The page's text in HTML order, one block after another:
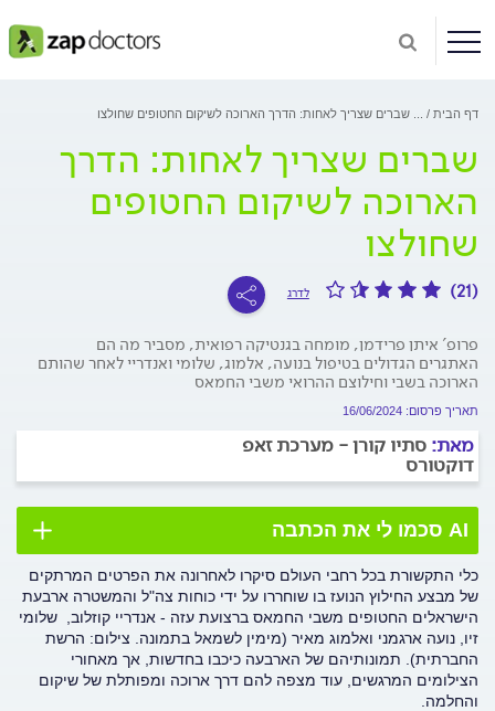
דף הבית שברים שצריך לאחות: הדרך הארוכה לשיקום החטופים שחולצו
שברים שצריך לאחות: הדרך
הארוכה לשיקום החטופים
שחולצו
(21) לדרג
פרופ' איתן פרידמן, מומחה בגנטיקה רפואית, מסביר מה הם
האתגרים הגדולים בטיפול בנועה, אלמוג, שלומי ואנדריי לאחר שהותם
הארוכה בשבי וחילוצם ההרואי משבי החמאס
תאריך פרסום: 16/06/2024
מאת: סתיו קורן - מערכת זאפ
דוקטורס
AI סכמו לי את הכתבה
כלי התקשורת בכל רחבי העולם סיקרו לאחרונה את הפרטים המרתקים
של מבצע החילוץ הנועז בו שוחררו על ידי כוחות צה"ל והמשטרה ארבעת
הישראלים החטופים משבי החמאס ברצועת עזה - אנדריי קוזלוב, שלומי
זיו, נועה ארגמני ואלמוג מאיר (מימין לשמאל בתמונה. צילום: הרשת
החברתית). תמונותיהם של הארבעה כיכבו בחדשות, אך מאחורי
הצילומים המרגשים, עוד מצפה להם דרך ארוכה ומפותלת של שיקום
והחלמה.